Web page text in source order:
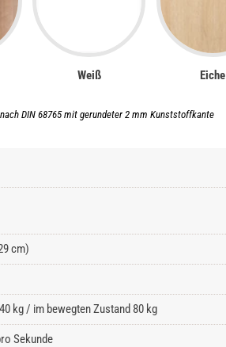
Weiß Eiche
DIN 68765 mit gerundeter 2 mm Kunststoffkante
cm)
kg / im bewegten Zustand 80 kg
Sekunde